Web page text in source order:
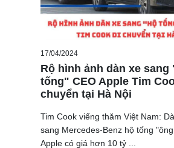
Trong buổi làm việc, các
Nội, cũng như việc triển khai
trong việc phát triển giao
17/04/2024
Rộ hình ảnh dàn xe sang
tống" CEO Apple Tim
chuyển tại Hà Nội
Tim Cook viếng thăm Việt Nam:
sang Mercedes-Benz hộ tống
Apple có giá hơn 10 tỷ ...